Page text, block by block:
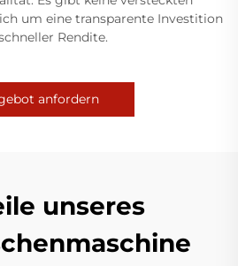
um eine transparente Investition
Rendite.
anfordern
unseres